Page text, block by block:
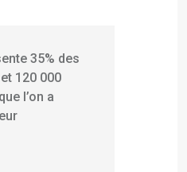
35% des
120 000
l’on a